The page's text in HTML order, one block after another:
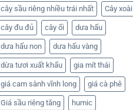
cây sầu riêng nhiều trái nhất Cây xoài
cây đu đủ cây ổi dưa hấu
dưa hấu non dưa hấu vàng
dừa tươi xuất khẩu gia mít thái
giá cam sành vĩnh long giá cà phê
Giá sầu riêng tăng humic